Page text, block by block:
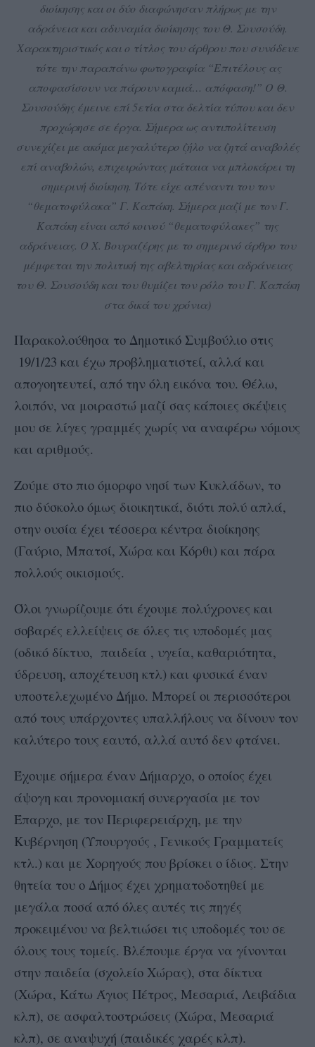
διοίκησης και οι δύο διαφώνησαν πλήρως με την
αδράνεια και αδυναμία διοίκησης του Θ. Σουσούδη.
Χαρακτηριστικός και ο τίτλος του άρθρου που συνόδευε
τότε την παραπάνω φωτογραφία “Επιτέλους ας
αποφασίσουν να πάρουν καμιά… απόφαση!” Ο Θ.
Σουσούδης έμεινε επί 5ετία στα δελτία τύπου και δεν
προχώρησε σε έργα. Σήμερα ως αντιπολίτευση
συνεχίζει με ακόμα μεγαλύτερο ζήλο να ζητά αναβολές
επί αναβολών, επιχειρώντας μάταια να μπλοκάρει τη
σημερινή διοίκηση. Τότε είχε απέναντι του τον
“θεματοφύλακα” Γ. Καπάκη. Σήμερα μαζί με τον Γ.
Καπάκη είναι από κοινού “θεματοφύλακες” της
αδράνειας. Ο Χ. Βουραζέρης με το σημερινό άρθρο του
μέμφεται την πολιτική της αβελτηρίας και αδράνειας
του Θ. Σουσούδη και του θυμίζει τον ρόλο του Γ. Καπάκη
στα δικά του χρόνια)
Παρακολούθησα το Δημοτικό Συμβούλιο στις
19/1/23 και έχω προβληματιστεί, αλλά και
απογοητευτεί, από την όλη εικόνα του. Θέλω,
λοιπόν, να μοιραστώ μαζί σας κάποιες σκέψεις
μου σε λίγες γραμμές χωρίς να αναφέρω νόμους
και αριθμούς.
Ζούμε στο πιο όμορφο νησί των Κυκλάδων, το
πιο δύσκολο όμως διοικητικά, διότι πολύ απλά,
στην ουσία έχει τέσσερα κέντρα διοίκησης
(Γαύριο, Μπατσί, Χώρα και Κόρθι) και πάρα
πολλούς οικισμούς.
Όλοι γνωρίζουμε ότι έχουμε πολύχρονες και
σοβαρές ελλείψεις σε όλες τις υποδομές μας
(οδικό δίκτυο, παιδεία , υγεία, καθαριότητα,
ύδρευση, αποχέτευση κτλ) και φυσικά έναν
υποστελεχωμένο Δήμο. Μπορεί οι περισσότεροι
από τους υπάρχοντες υπαλλήλους να δίνουν τον
καλύτερο τους εαυτό, αλλά αυτό δεν φτάνει.
Έχουμε σήμερα έναν Δήμαρχο, ο οποίος έχει
άψογη και προνομιακή συνεργασία με τον
Έπαρχο, με τον Περιφερειάρχη, με την
Κυβέρνηση (Υπουργούς , Γενικούς Γραμματείς
κτλ.) και με Χορηγούς που βρίσκει ο ίδιος. Στην
θητεία του ο Δήμος έχει χρηματοδοτηθεί με
μεγάλα ποσά από όλες αυτές τις πηγές
προκειμένου να βελτιώσει τις υποδομές του σε
όλους τους τομείς. Βλέπουμε έργα να γίνονται
στην παιδεία (σχολείο Χώρας), στα δίκτυα
(Χώρα, Κάτω Άγιος Πέτρος, Μεσαριά, Λειβάδια
κλπ), σε ασφαλτοστρώσεις (Χώρα, Μεσαριά
κλπ), σε αναψυχή (παιδικές χαρές κλπ).